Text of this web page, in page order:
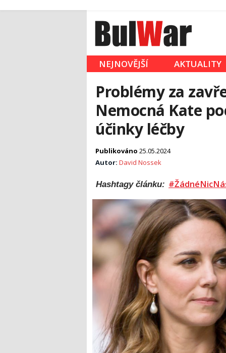
NEJNOVĚJŠÍ AKTUALITY
Problémy za
Nemocná Kate
účinky léčby
Publikováno 25.05.2024
Autor: David Nossek
Hashtagy článku: